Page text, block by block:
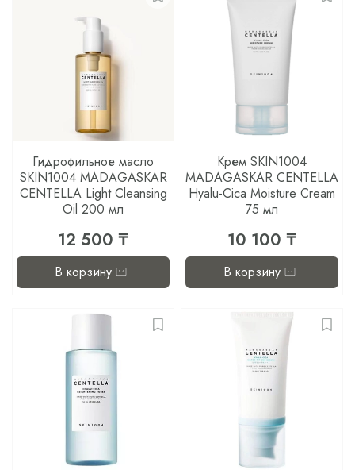
Гидрофильное масло
SKIN1004 MADAGASKAR
CENTELLA Light Cleansing
Oil 200 мл
12 500 ₸
В корзину
Крем SKIN1004
MADAGASKAR CENTELLA
Hyalu-Cica Moisture Cream
75 мл
10 100 ₸
В корзину